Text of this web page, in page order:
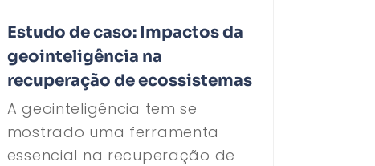
Estudo de caso: Impactos da
geointeligência na
recuperação de ecossistemas
A geointeligência tem se
mostrado uma ferramenta
essencial na recuperação de